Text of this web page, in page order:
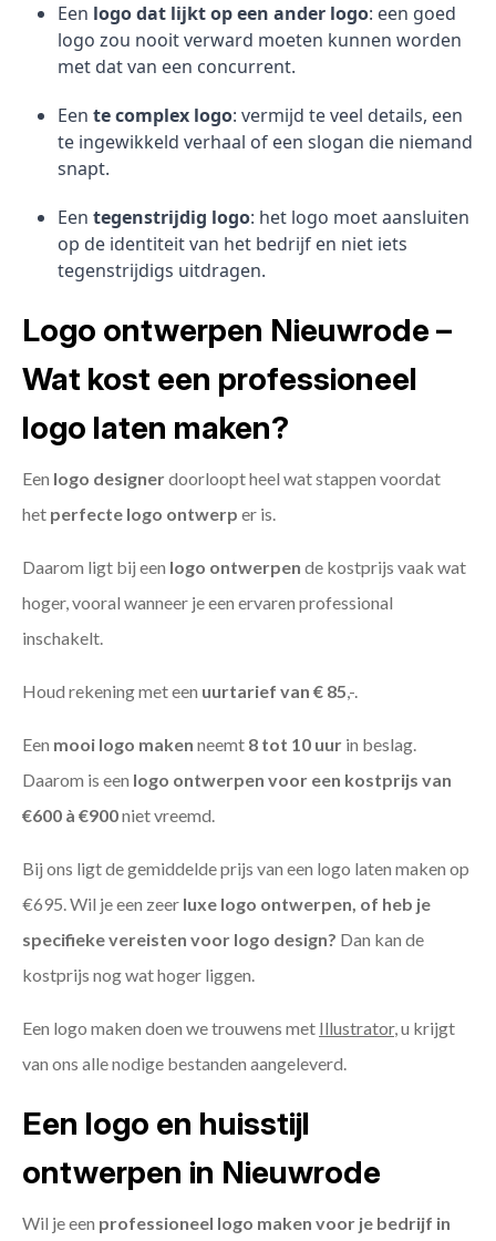
Een logo dat lijkt op een ander logo: een goed
logo zou nooit verward moeten kunnen worden
met dat van een concurrent.
Een te complex logo: vermijd te veel details, een
te ingewikkeld verhaal of een slogan die niemand
snapt.
Een tegenstrijdig logo: het logo moet aansluiten
op de identiteit van het bedrijf en niet iets
tegenstrijdigs uitdragen.
Logo ontwerpen Nieuwrode –
Wat kost een professioneel
logo laten maken?
Een logo designerdoorloopt heel wat stappen voordat
het perfecte logo ontwerp er is.
Daarom ligt bij een logo ontwerpen de kostprijs vaak wat
hoger, vooral wanneer je een ervaren professional
inschakelt.
Houd rekening met een uurtarief van € 85,-.
Een mooi logo maken neemt 8 tot 10 uur in beslag.
Daarom is een logo ontwerpen voor een kostprijs van
€600 à €900niet vreemd.
Bij ons ligt de gemiddelde prijs van een logo laten maken op
€695. Wil je een zeer luxe logo ontwerpen, of heb je
specifieke vereisten voor logo design? Dan kan de
kostprijs nog wat hoger liggen.
Een logo maken doen we trouwens met Illustrator, u krijgt
van ons alle nodige bestanden aangeleverd.
Een logo en huisstijl
ontwerpen in Nieuwrode
Wil je een professioneel logo maken voor je bedrijf in